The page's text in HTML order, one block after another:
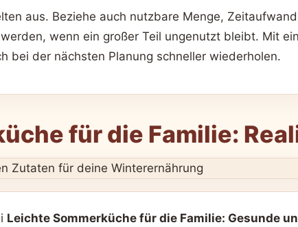
aus. Beziehe auch nutzbare Menge,
wenn ein großer Teil ungenutzt bleibt. Mit
bei der nächsten Planung schneller wiederholen.
für die Familie:
Leichte Sommerküche für die Familie: Gesunde